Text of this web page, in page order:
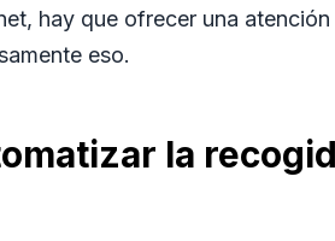
hay que ofrecer una
eso.
la